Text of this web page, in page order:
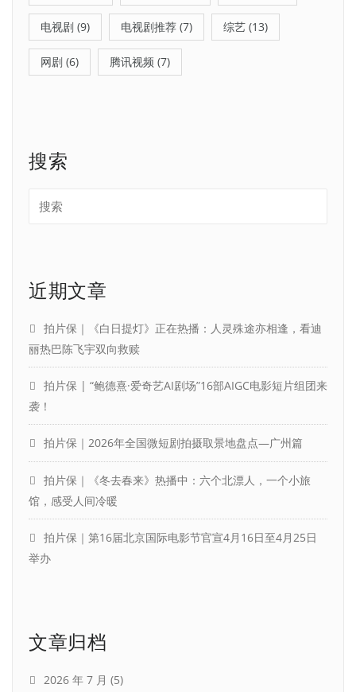
电视剧 (9) 电视剧推荐 (7) 综艺 (13)
网剧 (6) 腾讯视频 (7)
搜索
近期文章
拍片保｜《白日提灯》正在热播：人灵殊途亦相逢，看迪
丽热巴陈飞宇双向救赎
拍片保 | “鲍德熹·爱奇艺AI剧场”16部AIGC电影短片组团来
袭！
拍片保｜2026年全国微短剧拍摄取景地盘点—广州篇
拍片保｜《冬去春来》热播中：六个北漂人，一个小旅
馆，感受人间冷暖
拍片保｜第16届北京国际电影节官宣4月16日至4月25日
举办
文章归档
2026 年 7 月 (5)